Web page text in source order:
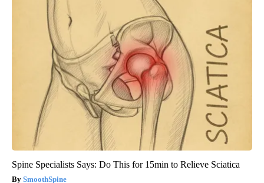
Spine Specialists Says: Do This for 15min to Relieve Sciatica
SmoothSpine